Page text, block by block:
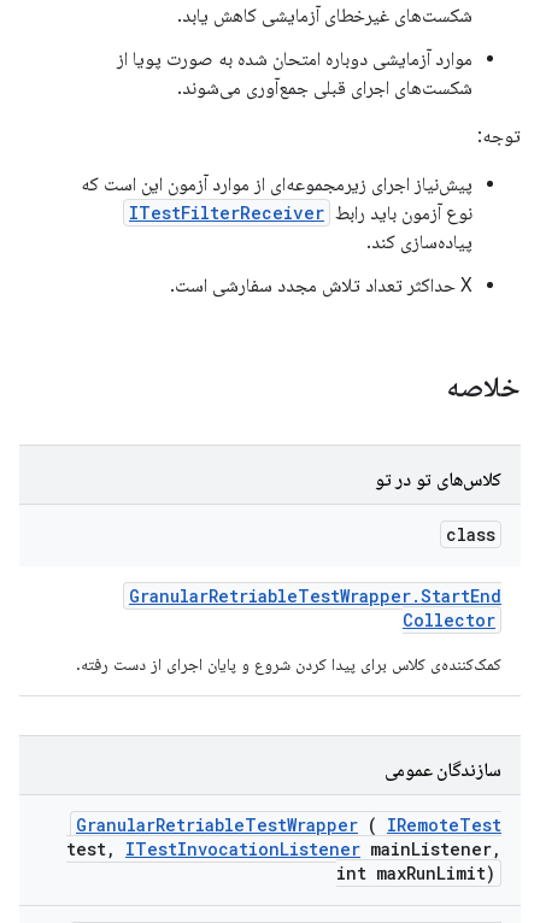
شکست‌های غیرخطای آزمایشی کاهش یابد.
موارد آزمایشی دوباره امتحان شده به صورت پویا از
شکست‌های اجرای قبلی جمع‌آوری می‌شوند.
توجه:
پیش‌نیاز اجرای زیرمجموعه‌ای از موارد آزمون این است که
نوع آزمون باید رابط ITestFilterReceiver
پیاده‌سازی کند.
X حداکثر تعداد تلاش مجدد سفارشی است.
خلاصه
کلاس‌های تو در تو
class
GranularRetriableTestWrapper.StartEnd
Collector
کمک‌کننده‌ی کلاس برای پیدا کردن شروع و پایان اجرای از دست رفته.
سازندگان عمومی
GranularRetriableTestWrapper ( IRemoteTest
test, ITestInvocationListener mainListener,
int maxRunLimit)